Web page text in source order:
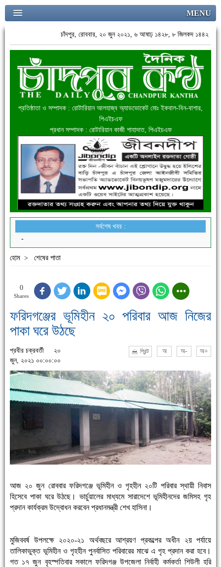
MENU
চাঁদপুর, রোববার, ২০ জুন ২০২১, ৬ আষাঢ় ১৪২৮, ৮ জিলকদ ১৪৪২
প্রতিষ্ঠাতা ও সম্পাদক : রোটারিয়ান আলহাজ্ব অ্যাডভোকেট মোঃ ইকবাল-বিন-বাশার,
পিএইচএফ
প্রধান সম্পাদক : রোটারিয়ান কাজী শাহাদাত, পিএইচএফ
সর্বশেষ খবর :
হোম > শেষের পাতা
0
Shares
ফরিদগঞ্জের ভূমিহীন ২০ পরিবার আজ নিজের
পাকা ঘরে উঠছে
প্রবীর চক্রবর্তী
২০
জুন, ২০২১ ০০:০০:০০
প্রিন্ট অ অ- অ+
আজ ২০ জুন রোববার ফরিদগঞ্জে ভূমিহীন ও গৃহহীন ২০টি পরিবার স্থায়ী নিবাস
হিসেবে পাকা ঘরে উঠছে। ভার্চুয়ালের মাধ্যমে সারাদেশে ভূমিহীনদের জমিসহ গৃহ
প্রদান কার্যক্রম উদ্বোধন করবেন প্রধানমন্ত্রী শেখ হাসিনা।
মুজিববর্ষ উপলক্ষে ২০২০-২১ অর্থবছরে আশ্রয়ণ প্রকল্পের অধীন ২য় পর্যায়ে
তালিকাভুক্ত ভূমিহীন ও গৃহহীন পুনর্বাসিত পরিবারের মাঝে এ গৃহ প্রদান করা হবে।
গত ১৭ জুন বৃহস্পতিবার সকালে ফরিদগঞ্জ উপজেলা নির্বাহী কর্মকর্তা শিউলী হরি